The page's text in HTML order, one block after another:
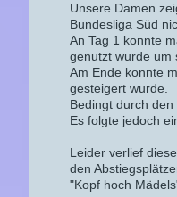
Unsere Damen
Bundesliga Süd
An Tag 1 konnte
genutzt wurde um
Am Ende konnte
gesteigert wurde.
Bedingt durch
Es folgte jedoch
Leider verlief
den
"Kopf hoch